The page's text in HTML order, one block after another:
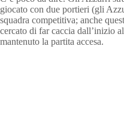
giocato con due portieri (gli
squadra competitiva; anche
cercato di far caccia dall’inizio
mantenuto la partita accesa.